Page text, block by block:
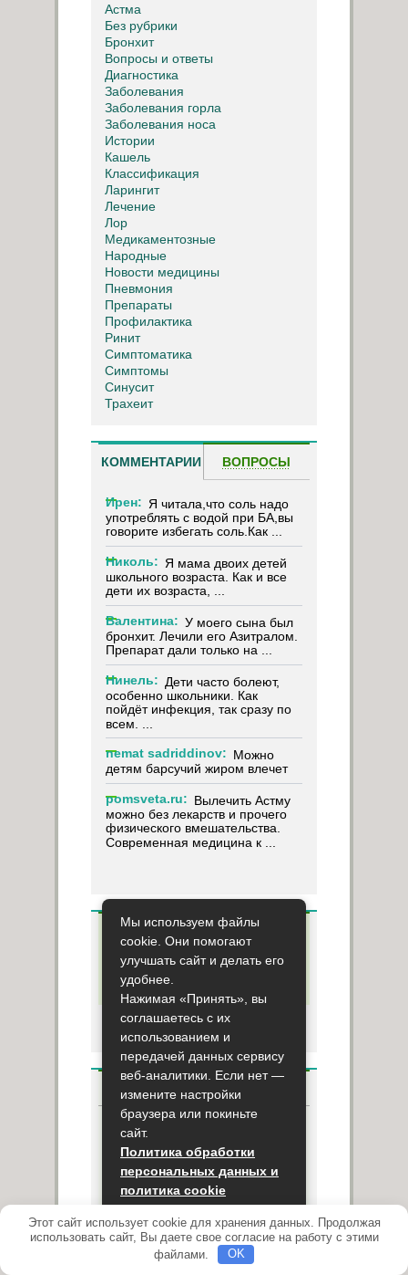
Астма
Без рубрики
Бронхит
Вопросы и ответы
Диагностика
Заболевания
Заболевания горла
Заболевания носа
Истории
Кашель
Классификация
Ларингит
Лечение
Лор
Медикаментозные
Народные
Новости медицины
Пневмония
Препараты
Профилактика
Ринит
Симптоматика
Симптомы
Синусит
Трахеит
КОММЕНТАРИИ ВОПРОСЫ
Ирен: Я читала,что соль надо
употреблять с водой при БА,вы
говорите избегать соль.Как ...
Николь: Я мама двоих детей
школьного возраста. Как и все
дети их возраста, ...
Валентина: У моего сына был
бронхит. Лечили его Азитралом.
Препарат дали только на ...
Нинель: Дети часто болеют,
особенно школьники. Как
пойдёт инфекция, так сразу по
всем. ...
nemat sadriddinov: Можно
детям барсучий жиром влечет
pomsveta.ru: Вылечить Астму
можно без лекарств и прочего
физического вмешательства.
Современная медицина к ...
Рассказать
свою
историю
ОПРОС
Используете ли вы народную
медицину?
Использую
Нет, не использую
Мы используем файлы
cookie. Они помогают
улучшать сайт и делать его
удобнее.
Нажимая «Принять», вы
соглашаетесь с их
использованием и
передачей данных сервису
веб-аналитики. Если нет —
измените настройки
браузера или покиньте
сайт.
Политика обработки
персональных данных и
политика cookie
Принять
Этот сайт использует cookie для хранения данных. Продолжая
использовать сайт, Вы даете свое согласие на работу с этими
файлами.
OK